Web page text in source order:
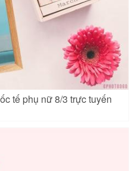
tế phụ nữ 8/3 trực tuyến